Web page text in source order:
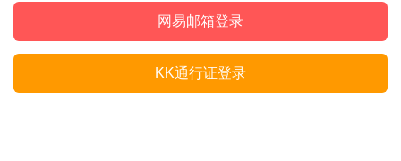
网易邮箱登录
KK通行证登录